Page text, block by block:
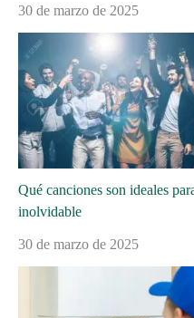
30 de marzo de 2025
Qué canciones son ideales
inolvidable
30 de marzo de 2025